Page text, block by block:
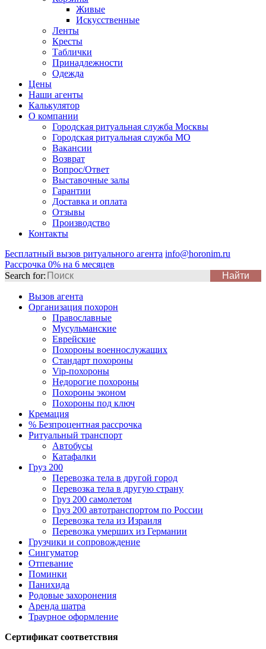
Живые
Искусственные
Ленты
Кресты
Таблички
Принадлежности
Одежда
Цены
Наши агенты
Калькулятор
О компании
Городская ритуальная служба Москвы
Городская ритуальная служба МО
Вакансии
Возврат
Вопрос/Ответ
Выставочные залы
Гарантии
Доставка и оплата
Отзывы
Производство
Контакты
Бесплатный вызов ритуального агента info@horonim.ru
Рассрочка 0% на 6 месяцев
Search for:
Вызов агента
Организация похорон
Православные
Мусульманские
Еврейские
Похороны военнослужащих
Стандарт похороны
Vip-похороны
Недорогие похороны
Похороны эконом
Похороны под ключ
Кремация
% Безпроцентная рассрочка
Ритуальный транспорт
Автобусы
Катафалки
Груз 200
Перевозка тела в другой город
Перевозка тела в другую страну
Груз 200 самолетом
Груз 200 автотранспортом по России
Перевозка тела из Израиля
Перевозка умерших из Германии
Грузчики и сопровождение
Сингуматор
Отпевание
Поминки
Панихида
Родовые захоронения
Аренда шатра
Траурное оформление
Сертификат соответствия